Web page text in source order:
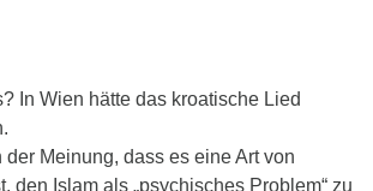
In Wien hätte das kroatische Lied
der Meinung, dass es eine Art von
den Islam als „psychisches Problem“ zu